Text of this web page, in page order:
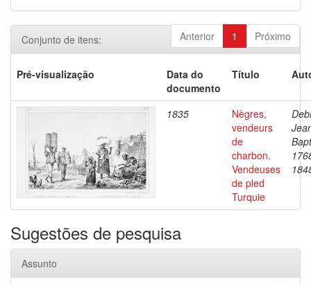
Anterior 1 Próximo
Conjunto de itens:
Pré-visualização
Data do
documento
Título
1835
Nègres,
vendeurs
de
charbon.
Vendeuses
de pled
Turquie
Sugestões de pesquisa
Assunto